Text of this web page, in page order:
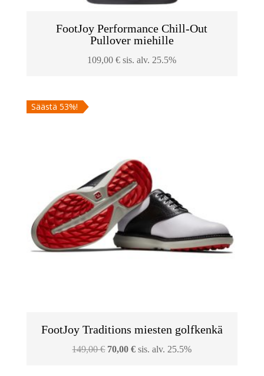
FootJoy Performance Chill-Out
Pullover miehille
109,00€ sis. alv. 25.5%
Säästä 53%!
FootJoy Traditions miesten golfkenkä
149,00€ Alkuperäinen
70,00€Nykyinen
sis. alv. 25.5%